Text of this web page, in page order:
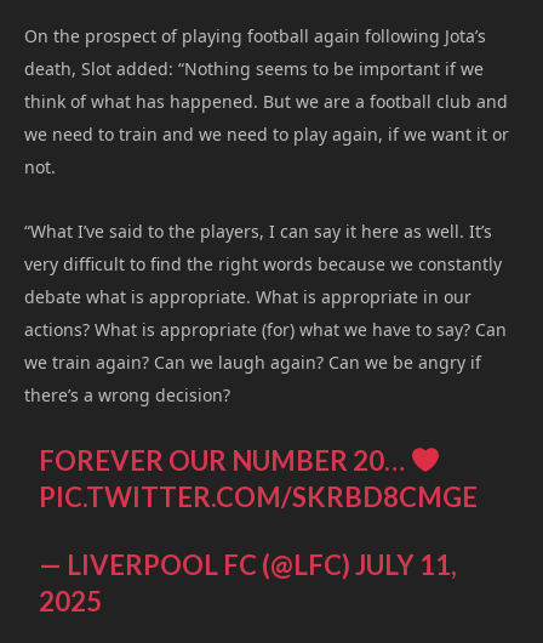
On the prospect of playing football again following Jota’s
death, Slot added: “Nothing seems to be important if we
think of what has happened. But we are a football club and
we need to train and we need to play again, if we want it or
not.
“What I’ve said to the players, I can say it here as well. It’s
very difficult to find the right words because we constantly
debate what is appropriate. What is appropriate in our
actions? What is appropriate (for) what we have to say? Can
we train again? Can we laugh again? Can we be angry if
there’s a wrong decision?
FOREVER OUR NUMBER 20…
PIC.TWITTER.COM/SKRBD8CMGE
— LIVERPOOL FC (@LFC)JULY 11,
2025